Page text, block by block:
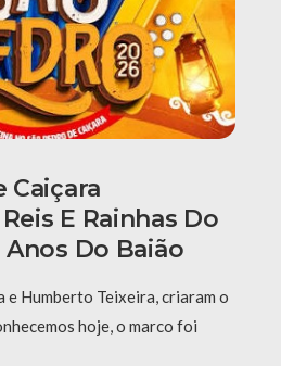
Caiçara
E Rainhas Do
Do Baião
e Humberto Teixeira, criaram o
hoje, o marco foi